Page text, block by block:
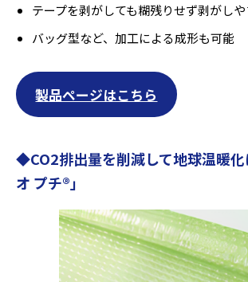
テープを剥がしても糊残りせず剥がし
バッグ型など、加工による成形も可能
製品ページはこちら
◆CO2排出量を削減して地球温暖
オ プチ®」